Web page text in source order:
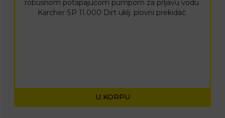
robusnom potapajućom pumpom za prljavu vodu
Karcher SP 11.000 Dirt uklj. plovni prekidač.
U KORPU